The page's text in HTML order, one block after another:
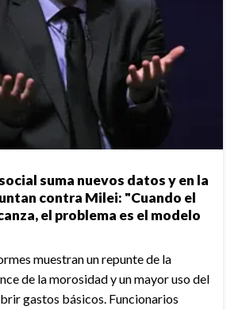
suma nuevos datos y en la
contra Milei: "Cuando el
el problema es el modelo
muestran un repunte de la
de la morosidad y un mayor uso del
gastos básicos. Funcionarios